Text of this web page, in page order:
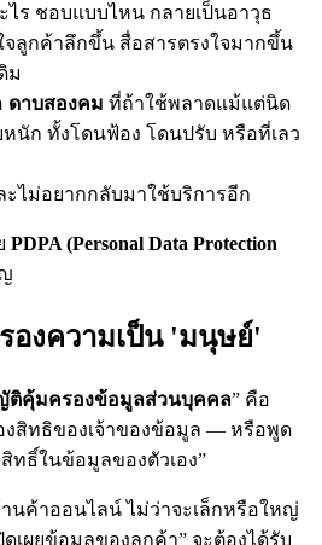
ไร ชอบแบบไหน กลายเป็นอาวุธ
ลูกค้าลึกขึ้น สื่อสารตรงใจมากขึ้น
ม
ดาบสองคม ที่ถ้าใช้พลาดแม้แต่นิด
หนัก ทั้งโดนฟ้อง โดนปรับ หรือที่เลว
ไม่อยากกลับมาใช้บริการอีก
PDPA (Personal Data Protection
องความเป็น 'มนุษย์'
ติคุ้มครองข้อมูลส่วนบุคคล” คือ
สิทธิของเจ้าของข้อมูล — หรือพูด
ทธิ์ในข้อมูลของตัวเอง”
นค้าออนไลน์ ไม่ว่าจะเล็กหรือใหญ่
เผยข้อมูลของลูกค้า” จะต้องได้รับ